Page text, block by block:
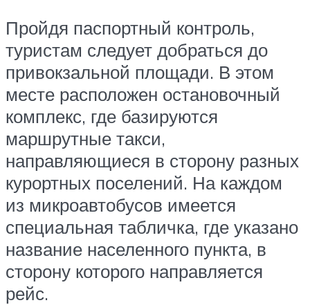
Пройдя паспортный контроль,
туристам следует добраться до
привокзальной площади. В этом
месте расположен остановочный
комплекс, где базируются
маршрутные такси,
направляющиеся в сторону разных
курортных поселений. На каждом
из микроавтобусов имеется
специальная табличка, где указано
название населенного пункта, в
сторону которого направляется
рейс.